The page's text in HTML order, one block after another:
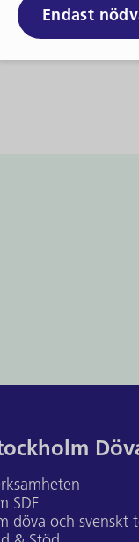
är begränsat
SDF
döva och svenskt
Endast